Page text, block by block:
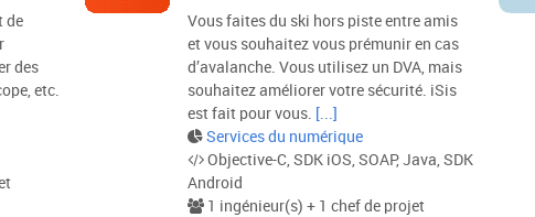
de
des
etc.
Vous faites du ski hors piste entre amis
et vous souhaitez vous prémunir en cas
d’avalanche. Vous utilisez un DVA, mais
souhaitez améliorer votre sécurité. iSis
est fait pour vous. [...]
Services du numérique
Objective-C, SDK iOS, SOAP, Java, SDK
Android
1 ingénieur(s) + 1 chef de projet